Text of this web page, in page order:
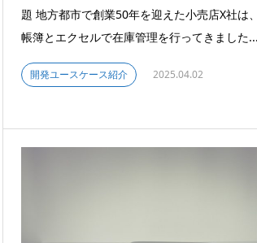
題 地方都市で創業50年を迎えた小売店X社は
帳簿とエクセルで在庫管理を行ってきました...
開発ユースケース紹介 2025.04.02